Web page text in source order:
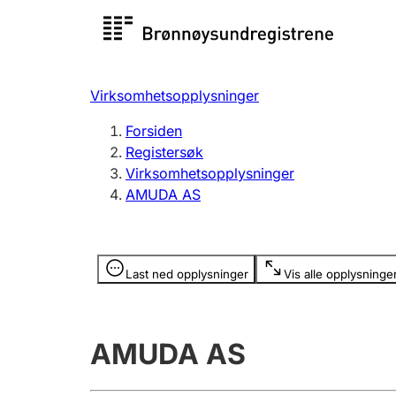
Registersøk
Registrere, endre, slette
Virksomhetsopplysninger
Forsiden
Registersøk
Virksomhetsopplysninger
AMUDA AS
Last ned opplysninger Vis alle
Opplysninger er skjult
AMUDA AS